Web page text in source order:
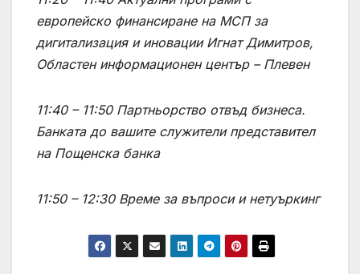
европейско финансиране на МСП за
дигитализация и иновации Игнат Димитров,
Областен информационен център – Плевен
11:40 – 11:50 Партньорство отвъд бизнеса.
Банката до вашите служители представител
на Пощенска банка
11:50 – 12:30 Време за въпроси и нетуъркинг